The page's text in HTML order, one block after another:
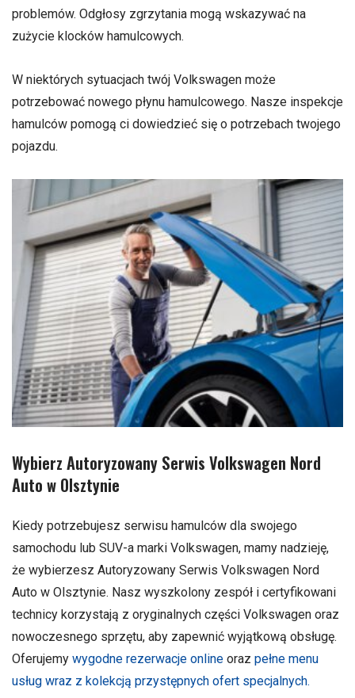
problemów. Odgłosy zgrzytania mogą wskazywać na
zużycie klocków hamulcowych.
W niektórych sytuacjach twój Volkswagen może
potrzebować nowego płynu hamulcowego. Nasze inspekcje
hamulców pomogą ci dowiedzieć się o potrzebach twojego
pojazdu.
Wybierz Autoryzowany Serwis Volkswagen Nord
Auto w Olsztynie
Kiedy potrzebujesz serwisu hamulców dla swojego
samochodu lub SUV-a marki Volkswagen, mamy nadzieję,
że wybierzesz Autoryzowany Serwis Volkswagen Nord
Auto w Olsztynie. Nasz wyszkolony zespół i certyfikowani
technicy korzystają z oryginalnych części Volkswagen oraz
nowoczesnego sprzętu, aby zapewnić wyjątkową obsługę.
Oferujemy wygodne rezerwacje online oraz pełne menu
usług wraz z kolekcją przystępnych ofert specjalnych.